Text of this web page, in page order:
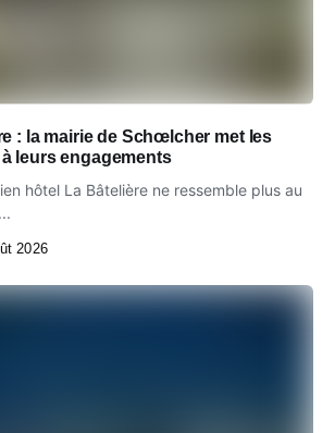
: la mairie de Schœlcher met les
leurs engagements
hôtel La Bâtelière ne ressemble plus au
2026